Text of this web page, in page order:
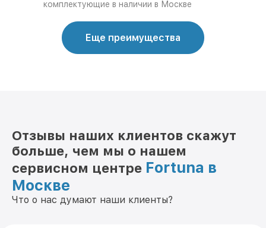
комплектующие в наличии в Москве
Еще преимущества
Отзывы наших клиентов скажут
больше, чем мы о нашем
сервисном центре Fortuna в
Москве
Что о нас думают наши клиенты?